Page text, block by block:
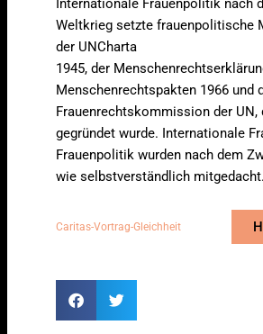
Internationale Frauenpolitik nach
Weltkrieg setzte frauenpolitische
der UNCharta
1945, der
Menschenrechtspakten 1966 und
Frauenrechtskommission der UN,
gegründet wurde. Internationale
Frauenpolitik wurden nach dem
wie selbstverständlich mitgedacht.
Caritas-Vortrag-Gleichheit